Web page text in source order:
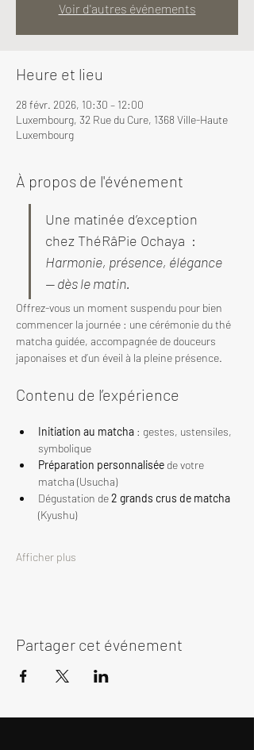
Voir d'autres événements
Heure et lieu
28 févr. 2026, 10:30 – 12:00
Luxembourg, 32 Rue du Cure, 1368 Ville-Haute
Luxembourg
À propos de l'événement
Une matinée d’exception
chez ThéRâPie Ochaya  :
Harmonie, présence, élégance
— dès le matin.
Offrez-vous un moment suspendu pour bien
commencer la journée : une cérémonie du thé
matcha guidée, accompagnée de douceurs
japonaises et d’un éveil à la pleine présence.
Contenu de l’expérience
Initiation au matcha : gestes, ustensiles,
symbolique
Préparation personnalisée de votre
matcha (Usucha)
Dégustation de 2 grands crus de matcha
(Kyushu)
Afficher plus
Partager cet événement